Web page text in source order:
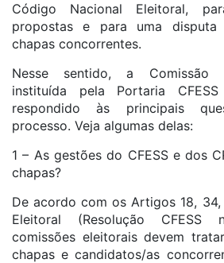
Código Nacional Eleitoral,
propostas e para uma disputa
chapas concorrentes.
Nesse sentido, a Comissão
instituída pela Portaria
respondido às principais
processo. Veja algumas delas:
1 – As gestões do CFESS e dos
chapas?
De acordo com os Artigos 18,
Eleitoral (Resolução CFESS
comissões eleitorais devem
chapas e candidatos/as